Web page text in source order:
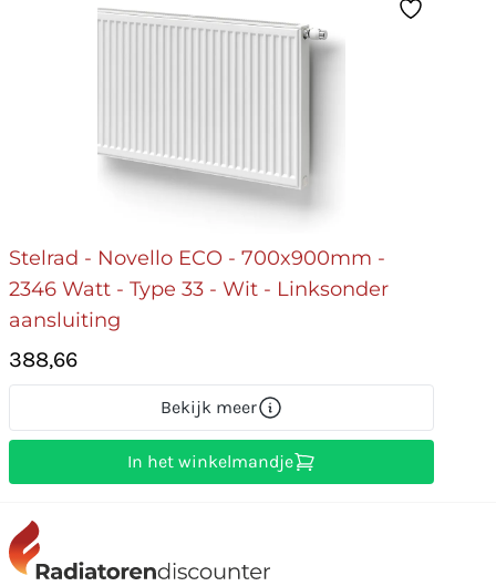
Stelrad - Novello ECO - 700x900mm -
2346 Watt - Type 33 - Wit - Linksonder
aansluiting
388,66
Bekijk meer
In het winkelmandje